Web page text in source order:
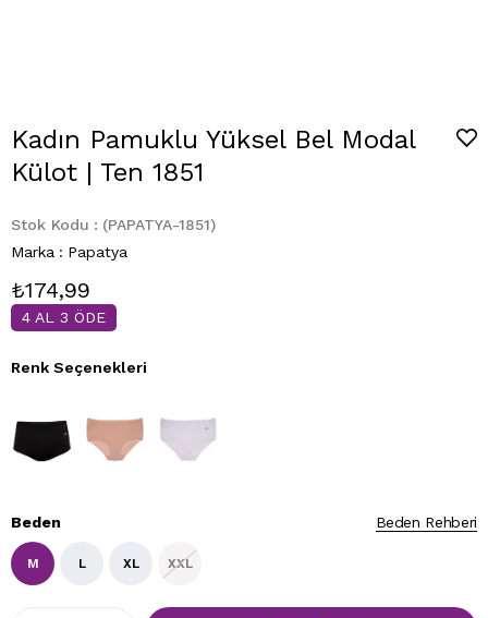
Kadın Pamuklu Yüksel Bel Modal
Külot | Ten 1851
Stok Kodu
(PAPATYA-1851)
Marka : Papatya
₺174,99
4 AL 3 ÖDE
Renk Seçenekleri
Beden Rehberi
Beden
M L XL XXL